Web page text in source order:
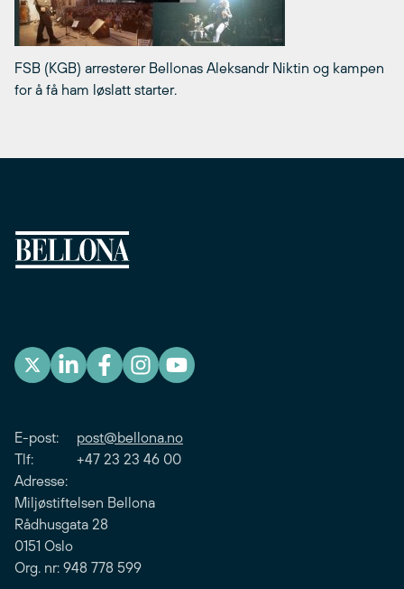
FSB (KGB) arresterer Bellonas Aleksandr Niktin og kampen
for å få ham løslatt starter.
E-post: post@bellona.no
Tlf: +47 23 23 46 00
Adresse:
Miljøstiftelsen Bellona
Rådhusgata 28
0151 Oslo
Org. nr: 948 778 599